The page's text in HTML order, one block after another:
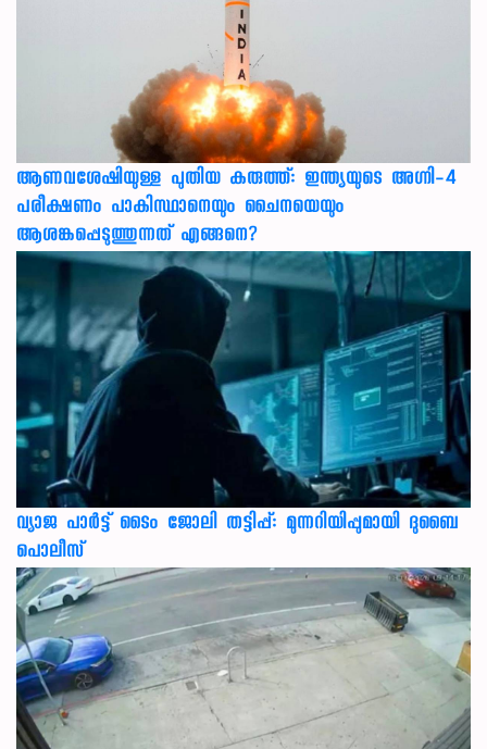
ആണവശേഷിയുള്ള പുതിയ കരുത്ത്: ഇന്ത്യയുടെ അഗ്നി-4
പരീക്ഷണം പാകിസ്ഥാനെയും ചൈനയെയും
ആശങ്കപ്പെടുത്തുന്നത് എങ്ങനെ?
വ്യാജ പാർട്ട് ടൈം ജോലി തട്ടിപ്പ്: മുന്നറിയിപ്പുമായി ദുബൈ
പൊലീസ്